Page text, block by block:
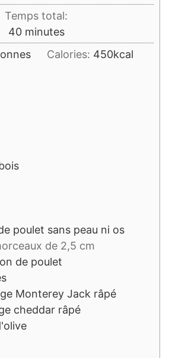
Temps total:
40minutes
minutes
Calories: 450kcal
poulet sans peau ni os
de 2,5 cm
de poulet
Monterey Jack râpé
cheddar râpé